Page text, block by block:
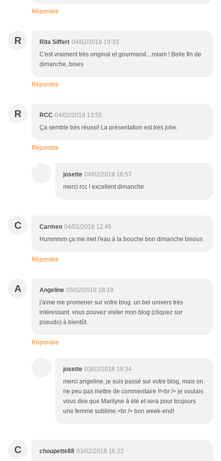
Répondre
R Rita Siffert 04/02/2018 19:33
C'est vraiment très original et gourmand....miam ! Belle fin de
dimanche..bises
Répondre
R RCC 04/02/2018 13:55
Ça semble très réussi! La présentation est très jolie.
Répondre
josette 04/02/2018 16:57
merci rcc ! excellent dimanche
C Carmen 04/02/2018 12:45
Hummmm ça me met l'eau à la bouche bon dimanche bisous
Répondre
A Angeline 03/02/2018 18:18
j'aime me promener sur votre blog. un bel univers très
intéressant. vous pouvez visiter mon blog (cliquez sur
pseudo) à bientôt.
Répondre
josette 03/02/2018 19:34
merci angeline, je suis passé sur votre blog, mais on
ne peu pas mettre de commentaire !!<br /> je voulais
vous dire que Marilyne à été et sera pour toujours
une femme sublime.<br /> bon week-end!
C choupette88 03/02/2018 16:22